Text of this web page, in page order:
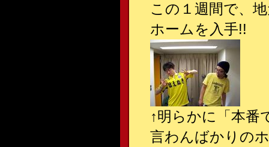
この１週間で、
ホームを入手!!
↑明らかに「本番
言わんばかりの